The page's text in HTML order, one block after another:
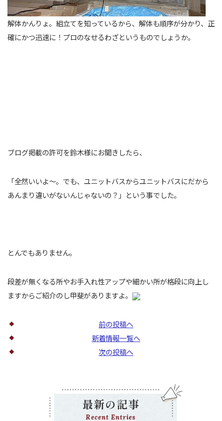
解体かんりょ。組立てを知っているから、解体も順序が分かり、正
確にかつ迅速に！プロのなせるわざというものでしょうか。
ブログ掲載の許可を鈴木様にお聞きしたら、
「全然いいよ～。でも、ユニットバスからユニットバスにだから
あんまり違いがないんじゃないの？」という事でした。
とんでもありません。
段差が無くなる所やお手入れ性アップや細かい所が格段に向上し
ますからご紹介のし甲斐がありますよ。
前の投稿へ
新着情報一覧へ
次の投稿へ
最新の記事
Recent Entries